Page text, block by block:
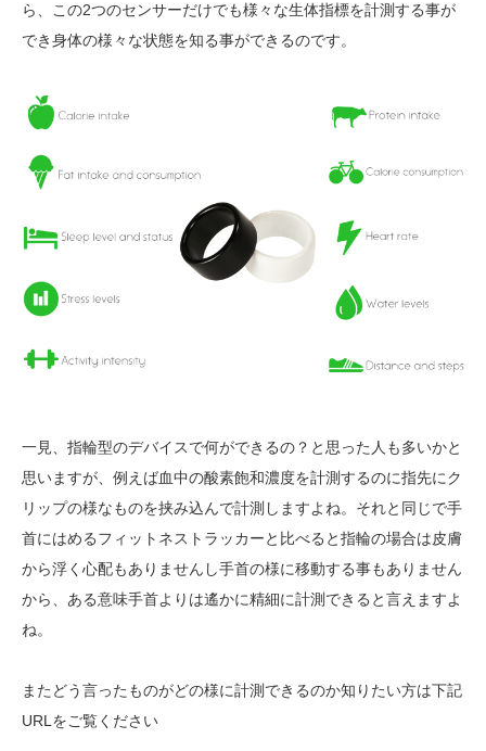
ら、この2つのセンサーだけでも様々な生体指標を計測する事が
でき身体の様々な状態を知る事ができるのです。
一見、指輪型のデバイスで何ができるの？と思った人も多いかと
思いますが、例えば血中の酸素飽和濃度を計測するのに指先にク
リップの様なものを挟み込んで計測しますよね。それと同じで手
首にはめるフィットネストラッカーと比べると指輪の場合は皮膚
から浮く心配もありませんし手首の様に移動する事もありません
から、ある意味手首よりは遙かに精細に計測できると言えますよ
ね。
またどう言ったものがどの様に計測できるのか知りたい方は下記
URLをご覧ください